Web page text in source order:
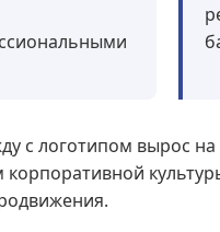
с логотипом вырос на
корпоративной